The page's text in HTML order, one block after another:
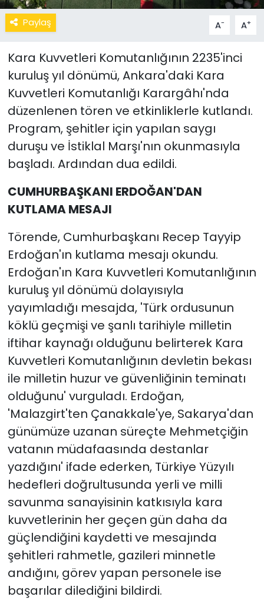
Paylaş A- A+
Kara Kuvvetleri Komutanlığının 2235'inci
kuruluş yıl dönümü, Ankara'daki Kara
Kuvvetleri Komutanlığı Karargâhı'nda
düzenlenen tören ve etkinliklerle kutlandı.
Program, şehitler için yapılan saygı
duruşu ve İstiklal Marşı'nın okunmasıyla
başladı. Ardından dua edildi.
CUMHURBAŞKANI ERDOĞAN'DAN
KUTLAMA MESAJI
Törende, Cumhurbaşkanı Recep Tayyip
Erdoğan'ın kutlama mesajı okundu.
Erdoğan'ın Kara Kuvvetleri Komutanlığının
kuruluş yıl dönümü dolayısıyla
yayımladığı mesajda, 'Türk ordusunun
köklü geçmişi ve şanlı tarihiyle milletin
iftihar kaynağı olduğunu belirterek Kara
Kuvvetleri Komutanlığının devletin bekası
ile milletin huzur ve güvenliğinin teminatı
olduğunu' vurguladı. Erdoğan,
'Malazgirt'ten Çanakkale'ye, Sakarya'dan
günümüze uzanan süreçte Mehmetçiğin
vatanın müdafaasında destanlar
yazdığını' ifade ederken, Türkiye Yüzyılı
hedefleri doğrultusunda yerli ve milli
savunma sanayisinin katkısıyla kara
kuvvetlerinin her geçen gün daha da
güçlendiğini kaydetti ve mesajında
şehitleri rahmetle, gazileri minnetle
andığını, görev yapan personele ise
başarılar dilediğini bildirdi.